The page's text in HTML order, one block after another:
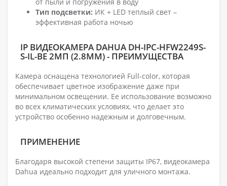
Тип подсветки: ИК + LED теплый свет –
эффективная работа ночью
IP ВИДЕОКАМЕРА DAHUA DH-IPC-HFW2249S-
S-IL-BE 2МП (2.8ММ) - ПРЕИМУЩЕСТВА
Камера оснащена технологией Full-color, которая
обеспечивает цветное изображение даже при
минимальном освещении. Ее использование возможно
во всех климатических условиях, что делает это
устройство особенно надежным и долговечным.
ПРИМЕНЕНИЕ
Благодаря высокой степени защиты IP67, видеокамера
Dahua идеально подходит для уличного монтажа.